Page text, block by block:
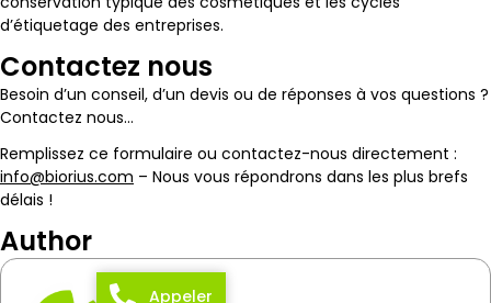
d’étiquetage des entreprises.
Contactez nous
Besoin d’un conseil, d’un devis ou de réponses à vos questions ?
Contactez nous…
Remplissez ce formulaire ou contactez-nous directement :
info@biorius.com – Nous vous répondrons dans les plus brefs
délais !
Author
Appeler